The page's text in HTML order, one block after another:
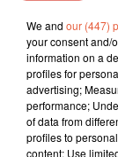
We and our (447)
your consent and/
information on a
profiles for
advertising;
performance;
of data from
profiles to
content; Use